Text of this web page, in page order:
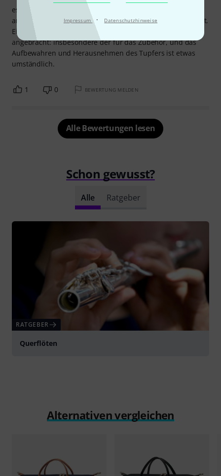
Impressum · Datenschutzhinweise
es ist ein sehr guter Fall; Die Innenschäume sind dicht und
an meine Flöte angepasst und schützen sie gut. es ist leicht.
Einziges Problem: Die Reißverschlüsse sind „etwas kurz“
angebracht: insbesondere der für das Zubehör, und das
Aufbewahren und Herausnehmen des Tupfers ist etwas
umständlich.
1 0 BEWERTUNG MELDEN
Alle Bewertungen lesen
Schon gewusst?
Alle Ratgeber
RATGEBER
Querflöten
Alternativen vergleichen